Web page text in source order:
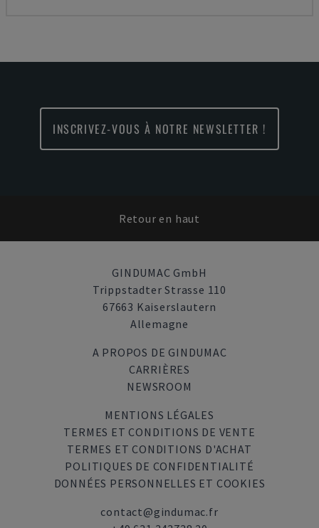
INSCRIVEZ-VOUS À NOTRE NEWSLETTER !
Retour en haut
GINDUMAC GmbH
Trippstadter Strasse 110
67663 Kaiserslautern
Allemagne
A PROPOS DE GINDUMAC
CARRIÈRES
NEWSROOM
MENTIONS LÉGALES
TERMES ET CONDITIONS DE VENTE
TERMES ET CONDITIONS D'ACHAT
POLITIQUES DE CONFIDENTIALITÉ
DONNÉES PERSONNELLES ET COOKIES
contact@gindumac.fr